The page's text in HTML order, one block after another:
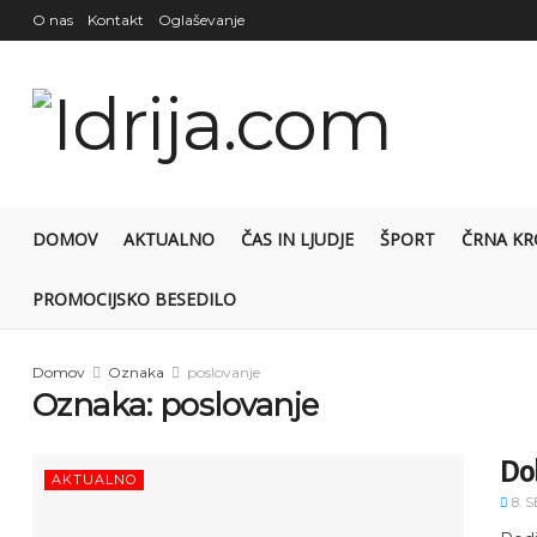
O nas Kontakt Oglaševanje
DOMOV AKTUALNO ČAS IN LJUDJE ŠPORT ČRNA
PROMOCIJSKO BESEDILO
Domov Oznaka poslovanje
Oznaka: poslovanje
AKTUALNO
8.